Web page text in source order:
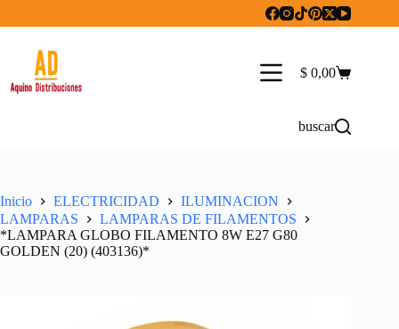
Carro
$ 0,00
buscar
Inicio ELECTRICIDAD
ILUMINACION
LAMPARAS
LAMPARAS DE FILAMENTOS
*LAMPARA GLOBO FILAMENTO 8W E27 G80
GOLDEN (20) (403136)*